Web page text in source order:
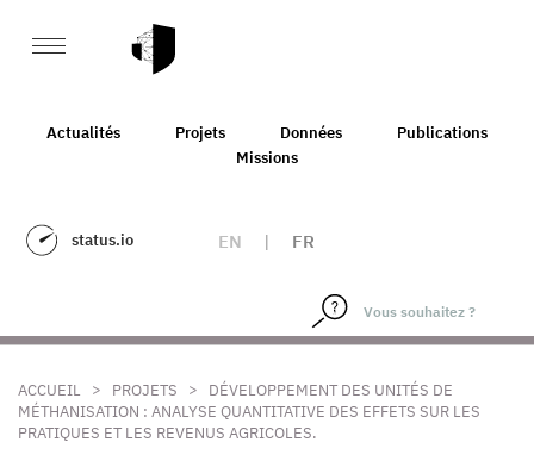
Actualités Projets Données
Publications
Missions
status.io EN | FR
ACCUEIL > PROJETS >
DÉVELOPPEMENT DES UNITÉS DE
MÉTHANISATION : ANALYSE QUANTITATIVE DES EFFETS SUR LES
PRATIQUES ET LES REVENUS AGRICOLES.